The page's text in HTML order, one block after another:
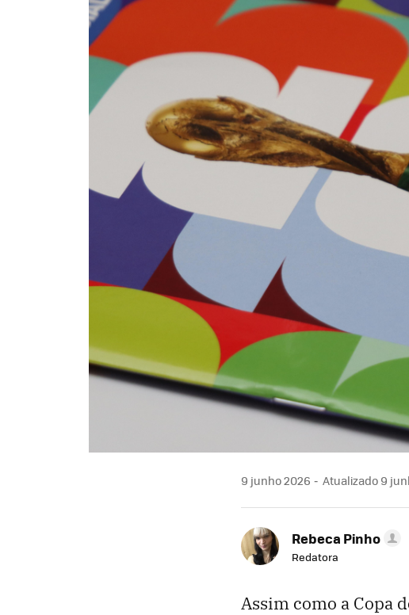
9 junho 2026 Atualizado 9
Rebeca Pinho
Redatora
Assim como a Copa